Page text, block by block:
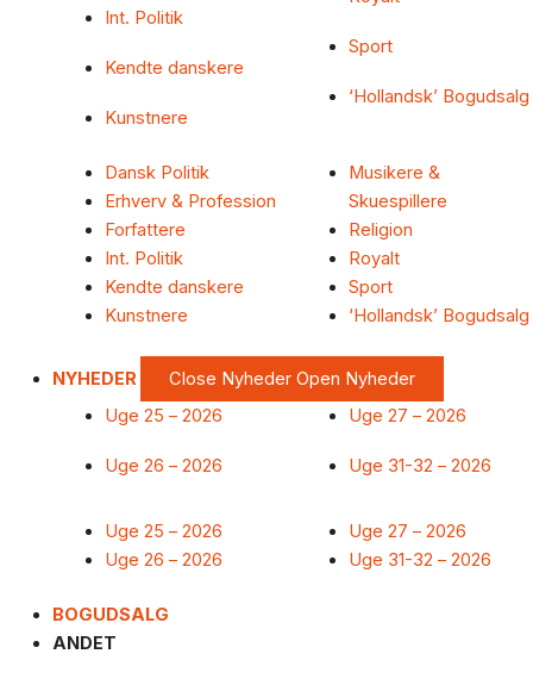
Int. Politik
Kendte danskere
Kunstnere
Sport
‘Hollandsk’ Bogudsalg
Dansk Politik
Erhverv & Profession
Forfattere
Int. Politik
Kendte danskere
Kunstnere
Musikere &
Skuespillere
Religion
Royalt
Sport
‘Hollandsk’ Bogudsalg
NYHEDER Close Nyheder Open Nyheder
Uge 25 – 2026
Uge 26 – 2026
Uge 27 – 2026
Uge 31-32 – 2026
Uge 25 – 2026
Uge 26 – 2026
Uge 27 – 2026
Uge 31-32 – 2026
BOGUDSALG
ANDET